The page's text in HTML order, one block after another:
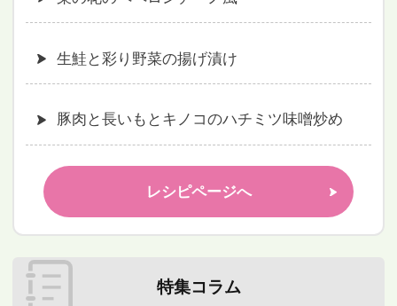
生鮭と彩り野菜の揚げ漬け
豚肉と長いもとキノコのハチミツ味噌炒め
レシピページへ
特集コラム